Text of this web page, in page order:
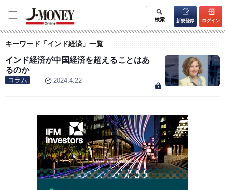
検索 新規登録 ログイン
キーワード「インド経済」一覧
インド経済が中国経済を超えることはあ
るのか
コラム 2024.4.22